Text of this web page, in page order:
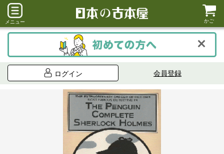
メニュー かご
ログイン 会員登録